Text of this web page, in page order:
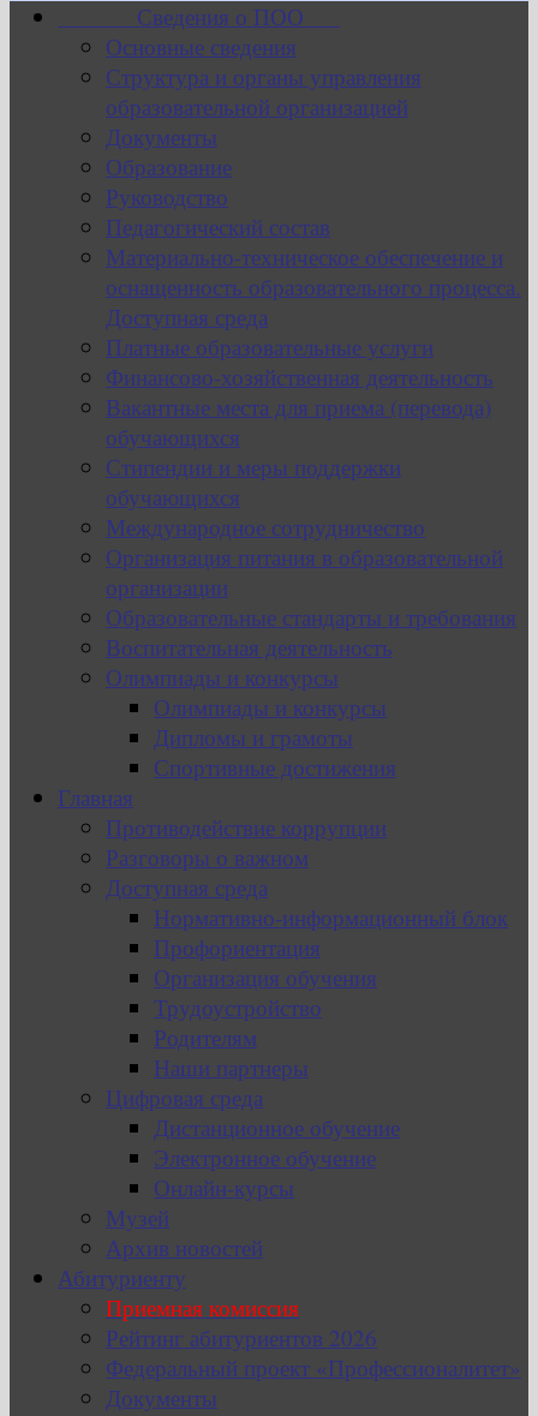
Сведения о ПОО
Основные сведения
Структура и органы управления
образовательной организацией
Документы
Образование
Руководство
Педагогический состав
Материально-техническое обеспечение и
оснащенность образовательного процесса.
Доступная среда
Платные образовательные услуги
Финансово-хозяйственная деятельность
Вакантные места для приема (перевода)
обучающихся
Стипендии и меры поддержки
обучающихся
Международное сотрудничество
Организация питания в образовательной
организации
Образовательные стандарты и требования
Воспитательная деятельность
Олимпиады и конкурсы
Олимпиады и конкурсы
Дипломы и грамоты
Спортивные достижения
Главная
Противодействие коррупции
Разговоры о важном
Доступная среда
Нормативно-информационный блок
Профориентация
Организация обучения
Трудоустройство
Родителям
Наши партнеры
Цифровая среда
Дистанционное обучение
Электронное обучение
Онлайн-курсы
Музей
Архив новостей
Абитуриенту
Приемная комиссия
Рейтинг абитуриентов 2026
Федеральный проект «Профессионалитет»
Документы